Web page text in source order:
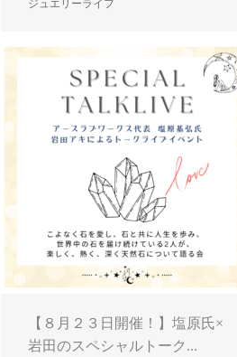
【８月２３日開催！】塩原氏×
岩田のスペシャルトーク...
2024.08.20 blog スタッフ ,岩田アキの
ジュエリーライフ